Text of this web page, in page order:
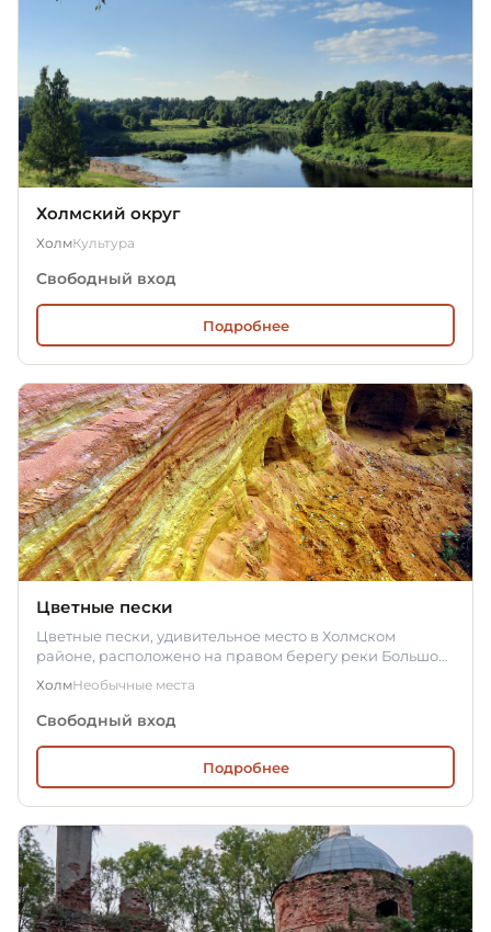
Холмский округ
ХолмКультура
Свободный вход
Подробнее
Цветные пески
Цветные пески, удивительное место в Холмском
районе, расположено на правом берегу реки Большой
ХолмНеобычные места
Свободный вход
Подробнее